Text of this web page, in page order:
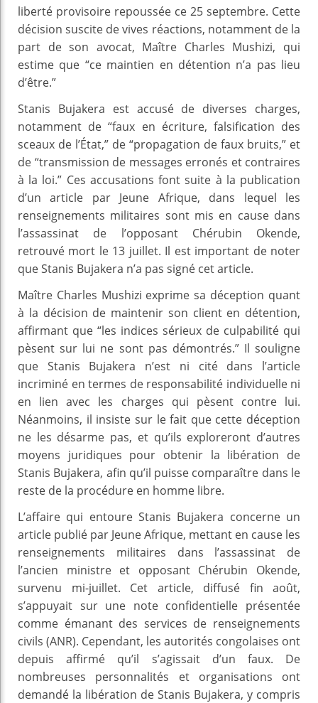
liberté provisoire repoussée ce 25 septembre. Cette
décision suscite de vives réactions, notamment de la
part de son avocat, Maître Charles Mushizi, qui
estime que “ce maintien en détention n’a pas lieu
d’être.”
Stanis Bujakera est accusé de diverses charges,
notamment de “faux en écriture, falsification des
sceaux de l’État,” de “propagation de faux bruits,” et
de “transmission de messages erronés et contraires
à la loi.” Ces accusations font suite à la publication
d’un article par Jeune Afrique, dans lequel les
renseignements militaires sont mis en cause dans
l’assassinat de l’opposant Chérubin Okende,
retrouvé mort le 13 juillet. Il est important de noter
que Stanis Bujakera n’a pas signé cet article.
Maître Charles Mushizi exprime sa déception quant
à la décision de maintenir son client en détention,
affirmant que “les indices sérieux de culpabilité qui
pèsent sur lui ne sont pas démontrés.” Il souligne
que Stanis Bujakera n’est ni cité dans l’article
incriminé en termes de responsabilité individuelle ni
en lien avec les charges qui pèsent contre lui.
Néanmoins, il insiste sur le fait que cette déception
ne les désarme pas, et qu’ils exploreront d’autres
moyens juridiques pour obtenir la libération de
Stanis Bujakera, afin qu’il puisse comparaître dans le
reste de la procédure en homme libre.
L’affaire qui entoure Stanis Bujakera concerne un
article publié par Jeune Afrique, mettant en cause les
renseignements militaires dans l’assassinat de
l’ancien ministre et opposant Chérubin Okende,
survenu mi-juillet. Cet article, diffusé fin août,
s’appuyait sur une note confidentielle présentée
comme émanant des services de renseignements
civils (ANR). Cependant, les autorités congolaises ont
depuis affirmé qu’il s’agissait d’un faux. De
nombreuses personnalités et organisations ont
demandé la libération de Stanis Bujakera, y compris